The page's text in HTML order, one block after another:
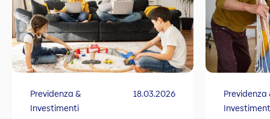
Previdenza &
Investimenti
18.03.2026
Previdenza